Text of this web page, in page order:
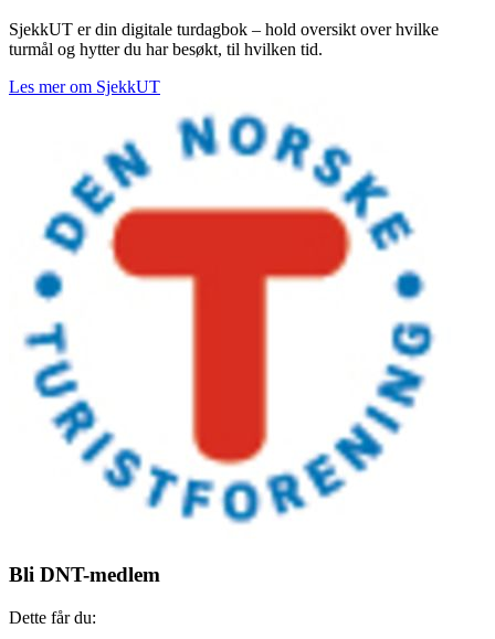
SjekkUT er din digitale turdagbok – hold oversikt over hvilke
turmål og hytter du har besøkt, til hvilken tid.
Les mer om SjekkUT
Bli DNT-medlem
Dette får du: